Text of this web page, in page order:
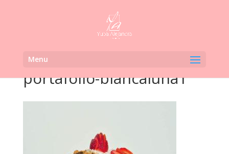
Menu
portafolio-blancaluna1